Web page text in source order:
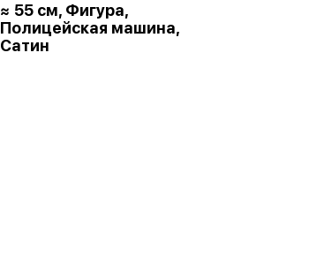
≈ 55 см, Фигура,
Полицейская машина,
Сатин